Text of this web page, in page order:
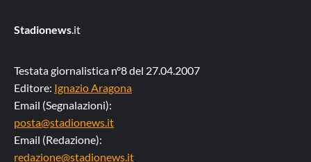
Stadionews.it
Testata giornalistica n°8 del 27.04.2007
Editore: Ignazio Aragona
Email (Segnalazioni):
posta@stadionews.it
Email (Redazione):
redazione@stadionews.it